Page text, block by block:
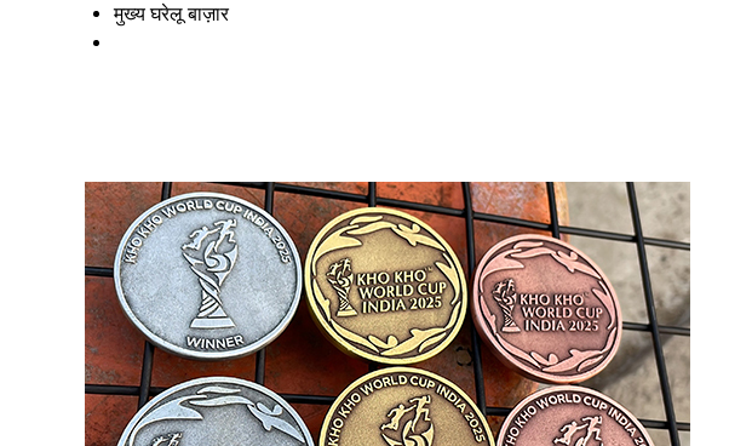
मुख्य घरेलू बाज़ार